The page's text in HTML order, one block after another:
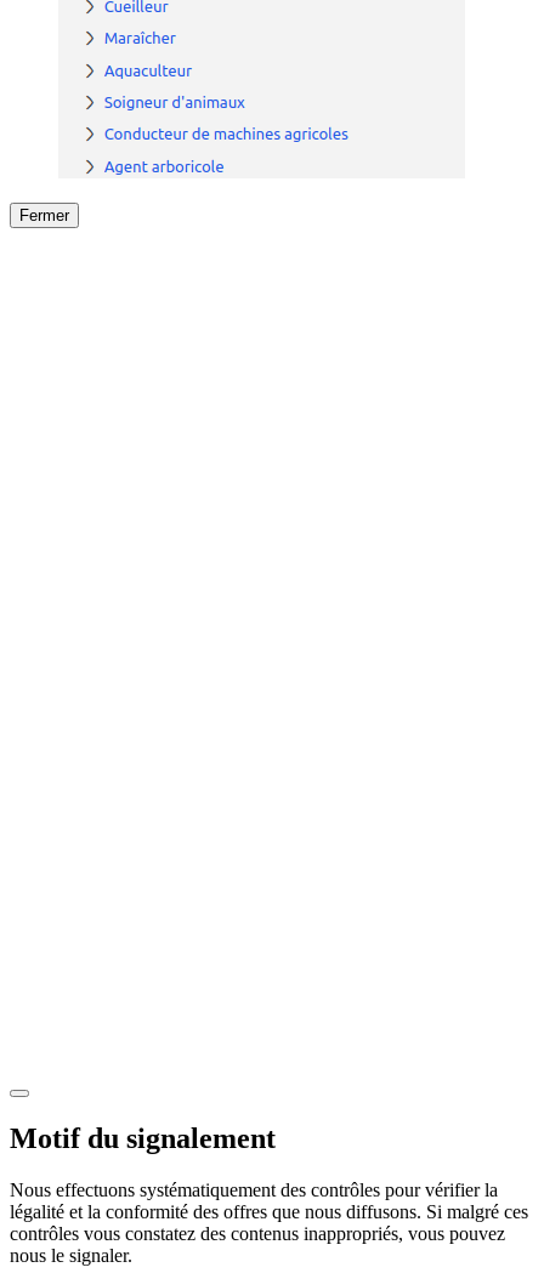
Fermer
Motif du signalement
Nous effectuons systématiquement des contrôles pour vérifier la
légalité et la conformité des offres que nous diffusons. Si malgré ces
contrôles vous constatez des contenus inappropriés, vous pouvez
nous le signaler.